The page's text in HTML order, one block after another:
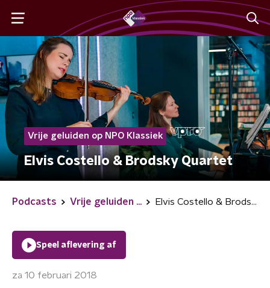
Vrije geluiden op NPO Klassiek
Elvis Costello & Brodsky Quartet
Podcasts Vrije geluiden ... Elvis Costello & Brodsky Quartet
Speel aflevering af
za 10 februari 2018